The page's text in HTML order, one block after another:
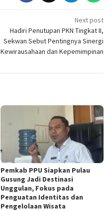
Next post
Hadiri Penutupan PKN Tingkat II,
Sekwan Sebut Pentingnya Sinergi
Kewirausahaan dan Kepemimpinan
Pemkab PPU Siapkan Pulau
Gusung Jadi Destinasi
Unggulan, Fokus pada
Penguatan Identitas dan
Pengelolaan Wisata